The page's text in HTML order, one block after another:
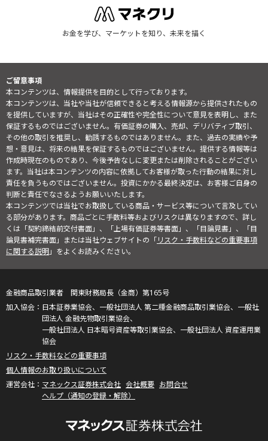
お金を学び、マーケットを知り、未来を描く
ご留意事項
本コンテンツは、情報提供を目的として行っております。
本コンテンツは、当社や当社が信頼できると考える情報源から提供されたもの
を提供していますが、当社はその正確性や完全性について意見を表明し、また
保証するものではございません。有価証券の購入、売却、デリバティブ取引、
その他の取引を推奨し、勧誘するものではありません。また、過去の実績や予
想・意見は、将来の結果を保証するものではございません。提供する情報等は
作成時現在のものであり、今後予告なしに変更または削除されることがござい
ます。当社は本コンテンツの内容に依拠してお客様が取った行動の結果に対し
責任を負うものではございません。投資にかかる最終決定は、お客様ご自身の
判断と責任でなさるようお願いいたします。
本コンテンツでは当社でお取扱している商品・サービス等について言及してい
る部分があります。商品ごとに手数料等およびリスクは異なりますので、詳し
くは「契約締結前交付書面」、「上場有価証券等書面」、「目論見書」、「目
論見書補完書面」または当社ウェブサイトの「リスク・手数料などの重要事項
に関する説明」をよくお読みください。
金融商品取引業者 関東財務局長（金商）第165号
日本証券業協会、一般社団法人 第二種金融商品取引業協会、一般社
団法人 金融先物取引業協会、
一般社団法人 日本暗号資産等取引業協会、一般社団法人 資産運用業
協会
リスク・手数料などの重要事項
個人情報のお取り扱いについて
マネックス証券株式会社 会社概要 お問合せ
ヘルプ（通知の登録・解除）